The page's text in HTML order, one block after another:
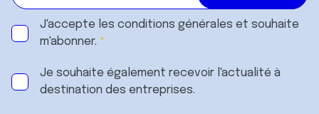
J'accepte les conditions générales et souhaite
m'abonner.
Je souhaite également recevoir l'actualité à
destination des entreprises.